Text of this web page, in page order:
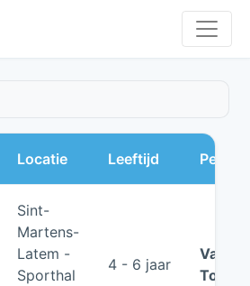
Locatie Leeftijd
Sint-
Martens-
Latem -
Sporthal
4 - 6 jaar
Van:
Tot: